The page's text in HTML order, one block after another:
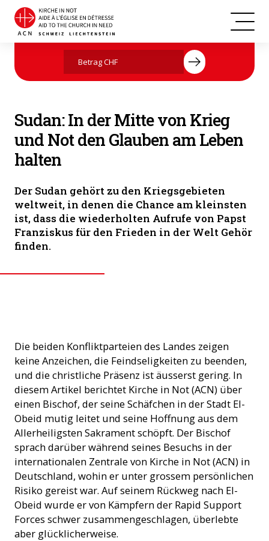
Bischof Tombe und Mitglieder seiner Gemeinde (Foto: ACN)
Jetzt mit Ihrer Spende helfen
Sudan: In der Mitte von Krieg
und Not den Glauben am Leben
halten
Der Sudan gehört zu den Kriegsgebieten
weltweit, in denen die Chance am kleinsten
ist, dass die wiederholten Aufrufe von Papst
Franziskus für den Frieden in der Welt Gehör
finden.
Die beiden Konfliktparteien des Landes zeigen
keine Anzeichen, die Feindseligkeiten zu beenden,
und die christliche Präsenz ist äusserst gering. In
diesem Artikel berichtet Kirche in Not (ACN) über
einen Bischof, der seine Schäfchen in der Stadt El-
Obeid mutig leitet und seine Hoffnung aus dem
Allerheiligsten Sakrament schöpft. Der Bischof
sprach darüber während seines Besuchs in der
internationalen Zentrale von Kirche in Not (ACN) in
Deutschland, wohin er unter grossem persönlichen
Risiko gereist war. Auf seinem Rückweg nach El-
Obeid wurde er von Kämpfern der Rapid Support
Forces schwer zusammengeschlagen, überlebte
aber glücklicherweise.